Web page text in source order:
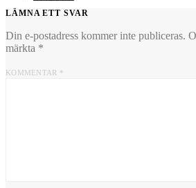
LÄMNA ETT SVAR
Din e-postadress kommer inte publiceras.
märkta *
KOMMENTAR *